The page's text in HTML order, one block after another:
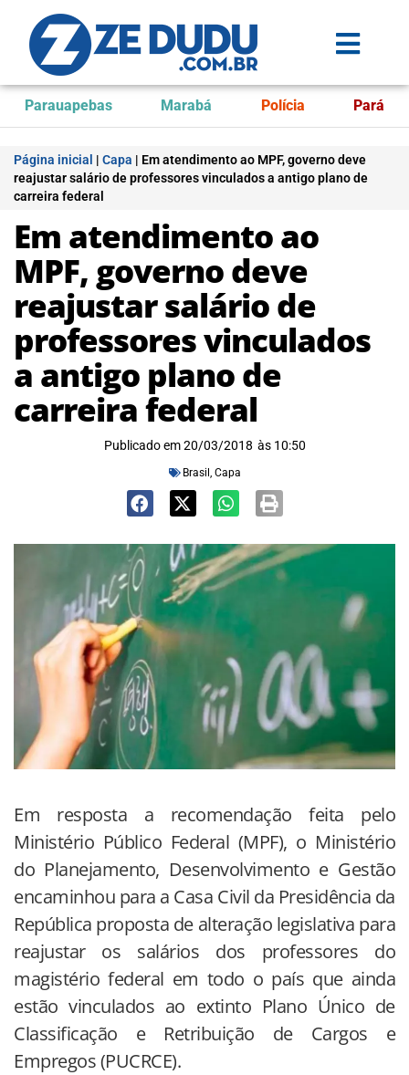
Parauapebas Marabá Polícia Pará
Página inicial | Capa | Em atendimento ao MPF, governo deve
reajustar salário de professores vinculados a antigo plano de
carreira federal
Em atendimento ao
MPF, governo deve
reajustar salário de
professores vinculados
a antigo plano de
carreira federal
Publicado em 20/03/2018 às 10:50
Brasil , Capa
Em resposta a recomendação feita pelo
Ministério Público Federal (MPF), o Ministério
do Planejamento, Desenvolvimento e Gestão
encaminhou para a Casa Civil da Presidência da
República proposta de alteração legislativa para
reajustar os salários dos professores do
magistério federal em todo o país que ainda
estão vinculados ao extinto Plano Único de
Classificação e Retribuição de Cargos e
Empregos (PUCRCE).